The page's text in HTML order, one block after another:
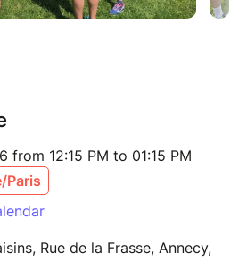
from 12:15 PM to 01:15 PM
Paris
Rue de la Frasse, Annecy,